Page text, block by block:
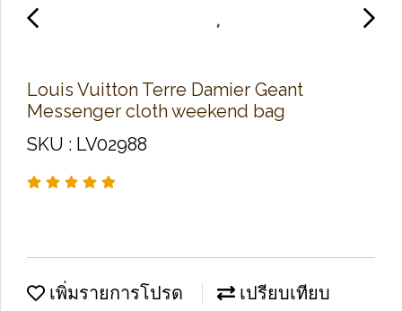
Louis Vuitton Terre Damier Geant
Messenger cloth weekend bag
SKU : LV02988
เพิ่มรายการโปรด เปรียบเทียบ